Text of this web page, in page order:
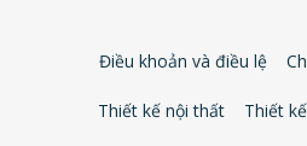
Điều khoản và điều lệ
Thiết kế nội thất Thiết